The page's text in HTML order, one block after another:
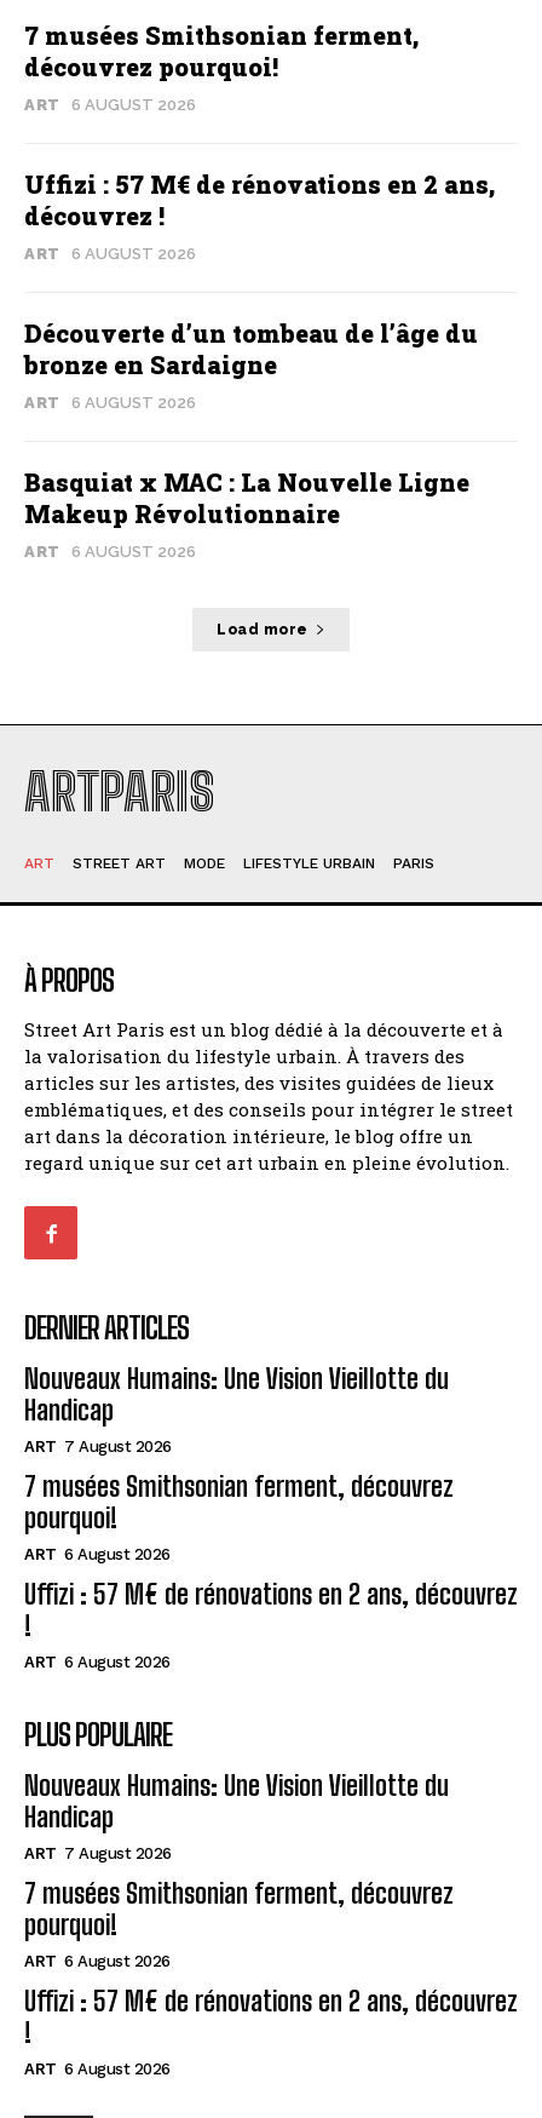
7 musées Smithsonian ferment,
découvrez pourquoi!
ART 6 AUGUST 2026
Uffizi : 57 M€ de rénovations en 2 ans,
découvrez !
ART 6 AUGUST 2026
Découverte d’un tombeau de l’âge du
bronze en Sardaigne
ART 6 AUGUST 2026
Basquiat x MAC : La Nouvelle Ligne
Makeup Révolutionnaire
ART 6 AUGUST 2026
Load more
ARTPARIS
ART STREET ART MODE LIFESTYLE URBAIN PARIS
À PROPOS
Street Art Paris est un blog dédié à la découverte et à
la valorisation du lifestyle urbain. À travers des
articles sur les artistes, des visites guidées de lieux
emblématiques, et des conseils pour intégrer le street
art dans la décoration intérieure, le blog offre un
regard unique sur cet art urbain en pleine évolution.
DERNIER ARTICLES
Nouveaux Humains: Une Vision Vieillotte du
Handicap
ART 7 August 2026
7 musées Smithsonian ferment, découvrez
pourquoi!
ART 6 August 2026
Uffizi : 57 M€ de rénovations en 2 ans, découvrez
!
ART 6 August 2026
PLUS POPULAIRE
Nouveaux Humains: Une Vision Vieillotte du
Handicap
ART 7 August 2026
7 musées Smithsonian ferment, découvrez
pourquoi!
ART 6 August 2026
Uffizi : 57 M€ de rénovations en 2 ans, découvrez
!
ART 6 August 2026